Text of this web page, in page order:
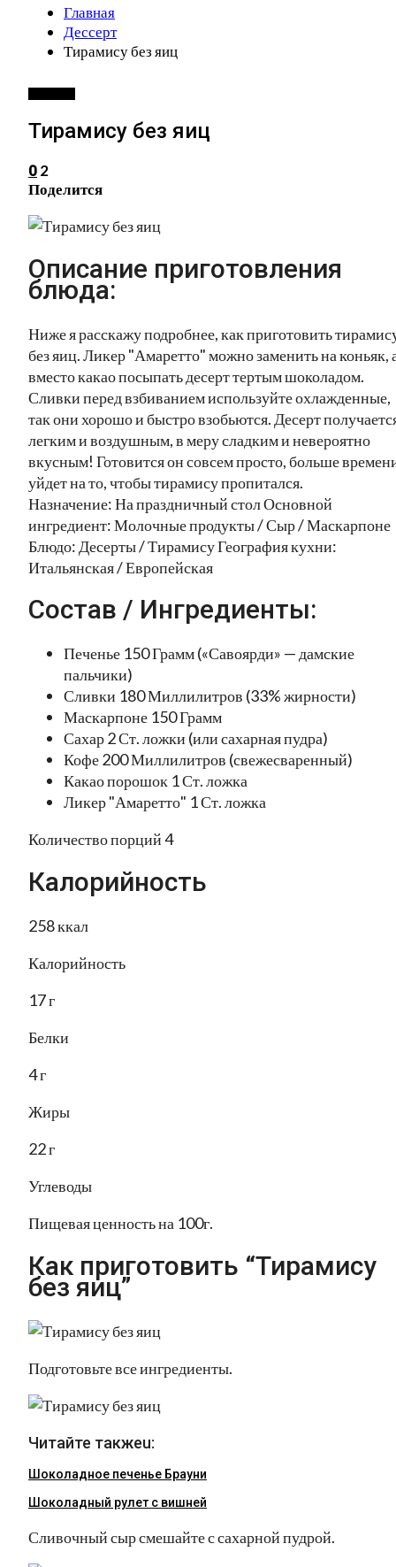
Главная
Дессерт
Тирамису без яиц
Тирамису без яиц
0 2
Поделится
Описание приготовления
блюда:
Ниже я расскажу подробнее, как приготовить
без яиц. Ликер "Амаретто" можно заменить на коньяк,
вместо какао посыпать десерт тертым шоколадом.
Сливки перед взбиванием используйте охлажденные,
так они хорошо и быстро взобьются. Десерт
легким и воздушным, в меру сладким и невероятно
вкусным! Готовится он совсем просто, больше
уйдет на то, чтобы тирамису пропитался.
Назначение: На праздничный стол Основной
ингредиент: Молочные продукты / Сыр / Маскарпоне
Блюдо: Десерты / Тирамису География кухни:
Итальянская / Европейская
Состав / Ингредиенты:
Печенье 150 Грамм («Савоярди» — дамские
пальчики)
Сливки 180 Миллилитров (33% жирности)
Маскарпоне 150 Грамм
Сахар 2 Ст. ложки (или сахарная пудра)
Кофе 200 Миллилитров (свежесваренный)
Какао порошок 1 Ст. ложка
Ликер "Амаретто" 1 Ст. ложка
Количество порций 4
Калорийность
258 ккал
Калорийность
17 г
Белки
4 г
Жиры
22 г
Углеводы
Пищевая ценность на 100г.
Как приготовить “Тирамису
без яиц”
Подготовьте все ингредиенты.
Читайте такжеu:
Шоколадное печенье Брауни
Шоколадный рулет с вишней
Сливочный сыр смешайте с сахарной пудрой.